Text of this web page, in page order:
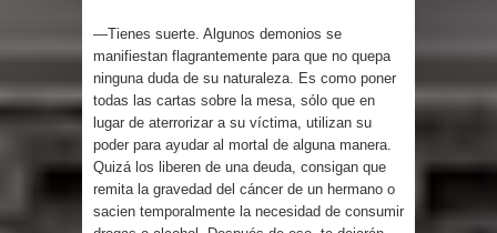
—Tienes suerte. Algunos demonios se
manifiestan flagrantemente para que no quepa
ninguna duda de su naturaleza. Es como poner
todas las cartas sobre la mesa, sólo que en
lugar de aterrorizar a su víctima, utilizan su
poder para ayudar al mortal de alguna manera.
Quizá los liberen de una deuda, consigan que
remita la gravedad del cáncer de un hermano o
sacien temporalmente la necesidad de consumir